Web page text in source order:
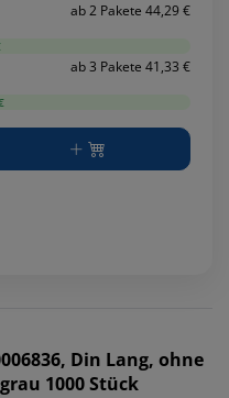
ab 2 Pakete 44,29 €
ab 3 Pakete 41,33 €
Din Lang, ohne
1000 Stück